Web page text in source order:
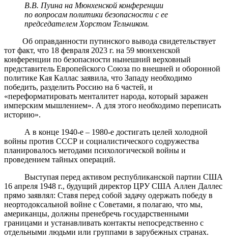
В.В. Пуина на Мюнхенской конференции
по вопросам политики безопасности с ее
председателем Хорстом Тельчиком.
Об оправданности путинского вывода свидетельствует
тот факт, что 18 февраля 2023 г. на 59 мюнхенской
конференции по безопасности нынешний верховный
представитель Европейского Союза по внешней и оборонной
политике Кая Каллас заявила, что Западу необходимо
победить, разделить Россию на 6 частей, и
«переформатировать менталитет народа, который заражен
имперским мышлением». А для этого необходимо переписать
историю».
А в конце 1940-е – 1980-е достигать целей холодной
войны против СССР и социалистического содружества
планировалось методами психологической войны и
проведением тайных операций.
Выступая перед активом республиканской партии США
16 апреля 1948 г., будущий директор ЦРУ США Аллен Даллес
прямо заявлял: Ставя перед собой задачу одержать победу в
неортодоксальной войне с Советами, я полагаю, что мы,
американцы, должны пренебречь государственными
границами и устанавливать контакты непосредственно с
отдельными людьми или группами в зарубежных странах.